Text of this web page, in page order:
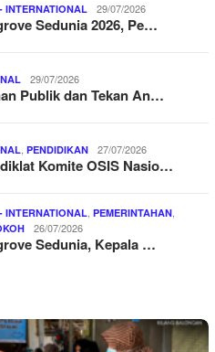
INTERNATIONAL 29/07/2026
Sedunia 2026, Pe…
29/07/2026
Publik dan Tekan An…
PENDIDIKAN 27/07/2026
Komite OSIS Nasio…
INTERNATIONAL PEMERINTAHAN
26/07/2026
Sedunia, Kepala …